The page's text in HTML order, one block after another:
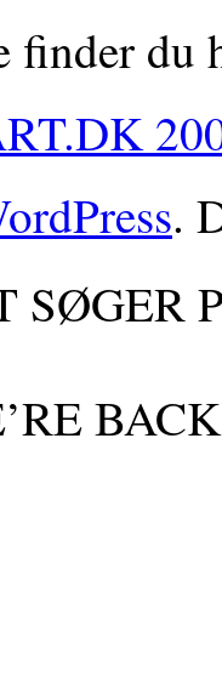
finder du
.
SØGER
BACK